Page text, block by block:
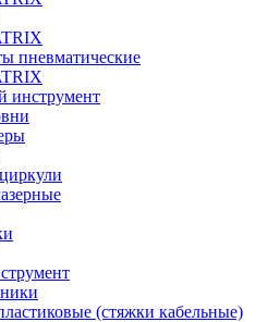
пневматические
инструмент
(стяжки кабельные)